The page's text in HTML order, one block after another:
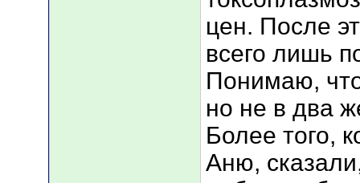
цен. После
всего лишь
Понимаю,
но не в два
Более того,
Аню,